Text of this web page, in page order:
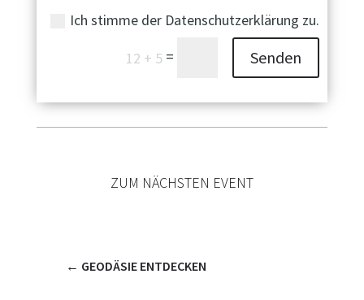
Ich stimme der Datenschutzerklärung zu.
12 + 5 = Senden
ZUM NÄCHSTEN EVENT
← GEODÄSIE ENTDECKEN